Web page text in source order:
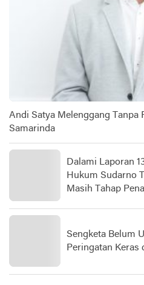
Andi Satya Melenggang Tanpa
Samarinda
Dalami Laporan
Hukum Sudarno
Masih Tahap
Sengketa Belum
Peringatan Keras